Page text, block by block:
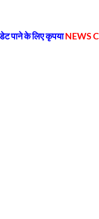
पाने के लिए कृपयाNEWS